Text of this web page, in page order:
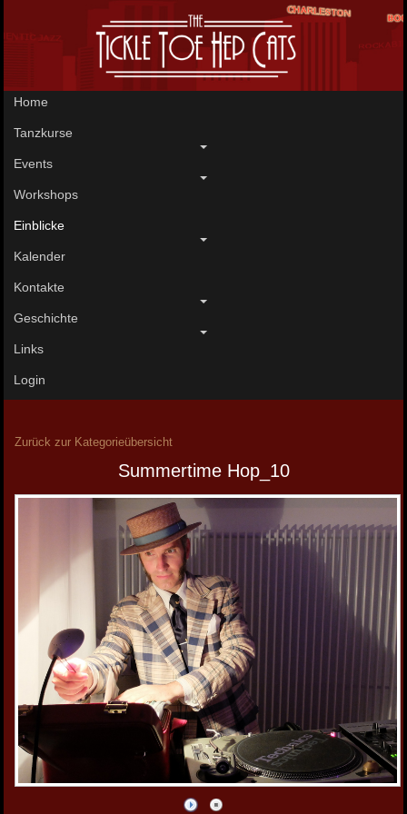
Home
Tanzkurse
Events
Workshops
Einblicke
Kalender
Kontakte
Geschichte
Links
Login
Zurück zur Kategorieübersicht
Summertime Hop_10